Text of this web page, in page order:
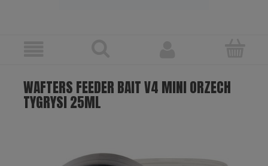
WAFTERS FEEDER BAIT V4 MINI ORZECH
TYGRYSI 25ML